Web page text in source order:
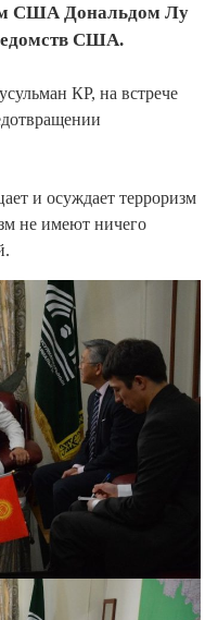
США Дональдом Лу
США.
КР, на встрече
и осуждает терроризм
не имеют ничего